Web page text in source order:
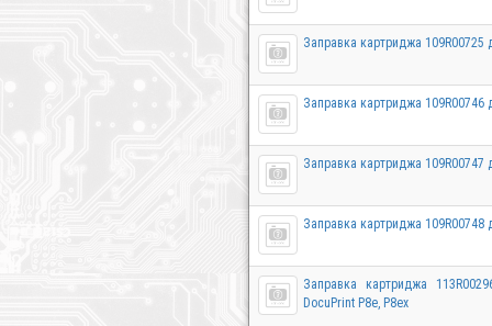
Заправка картриджа 109R00725
Заправка картриджа 109R00746
Заправка картриджа 109R00747
Заправка картриджа 109R00748
Заправка картриджа
DocuPrint P8e, P8ex